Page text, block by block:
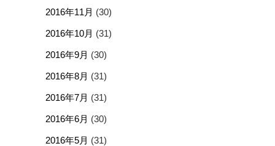
2016年11月 (30)
2016年10月 (31)
2016年9月 (30)
2016年8月 (31)
2016年7月 (31)
2016年6月 (30)
2016年5月 (31)